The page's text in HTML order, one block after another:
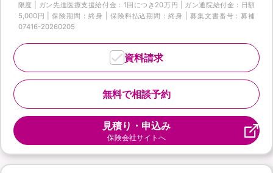
限度 | ガン先進医療支援給付金：1回につき20万円 | ガン通院給付金：日額
5,000円 | 保険期間：終身 | 保険料払込期間：終身 | 募集文書番号：募補
07416-20260205
無料で相談予約
資料請求
見積り・申込み
保険会社サイトへ